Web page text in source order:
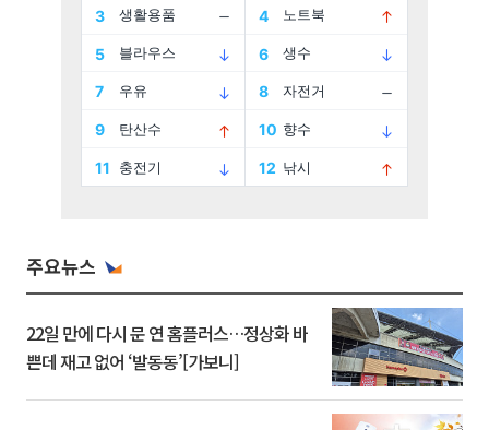
주요뉴스
22일 만에 다시 문 연 홈플러스…정상화 바
쁜데 재고 없어 ‘발동동’[가보니]